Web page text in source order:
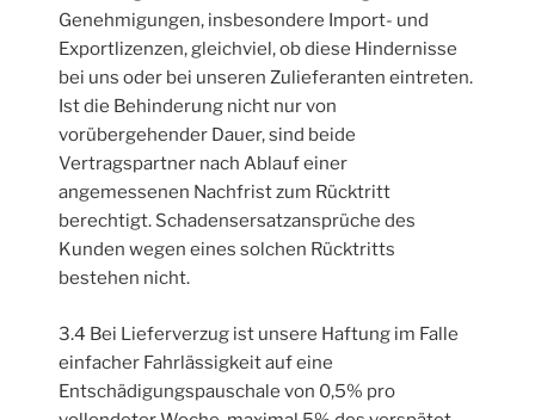
Genehmigungen, insbesondere Import- und
Exportlizenzen, gleichviel, ob diese Hindernisse
bei uns oder bei unseren Zulieferanten eintreten.
Ist die Behinderung nicht nur von
vorübergehender Dauer, sind beide
Vertragspartner nach Ablauf einer
angemessenen Nachfrist zum Rücktritt
berechtigt. Schadensersatzansprüche des
Kunden wegen eines solchen Rücktritts
bestehen nicht.
3.4 Bei Lieferverzug ist unsere Haftung im Falle
einfacher Fahrlässigkeit auf eine
Entschädigungspauschale von 0,5% pro